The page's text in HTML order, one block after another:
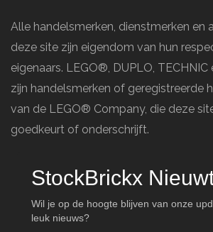
Alle handelsmerken, dienstmerken en
deze site zijn eigendom van hun
eigenaars. LEGO®, DUPLO, TECHNIC
zijn handelsmerken of geregistreerde
van de LEGO® Company, die deze
goedkeurt of onderschrijft.
StockBrickx
Wil je op de hoogte blijven van onze
leuk nieuws?